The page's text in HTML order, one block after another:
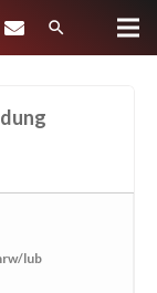
search
lub